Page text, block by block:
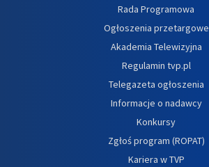
Rada Programowa
Ogłoszenia przetargowe
Akademia Telewizyjna
Regulamin tvp.pl
Telegazeta ogłoszenia
Informacje o nadawcy
Konkursy
Zgłoś program (ROPAT)
Kariera w TVP